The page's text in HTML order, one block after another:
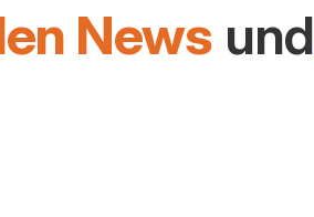
News und